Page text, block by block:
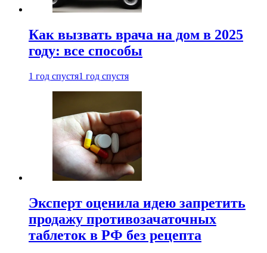
Как вызвать врача на дом в 2025
году: все способы
1 год спустя1 год спустя
Эксперт оценила идею запретить
продажу противозачаточных
таблеток в РФ без рецепта